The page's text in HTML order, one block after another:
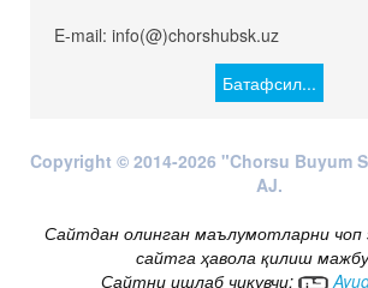
E-mail: info(@)chorshubsk.uz
Батафсил...
Copyright © 2014-2026 "Chorsu Buyum
AJ.
Сайтдан олинган маълумотларни чоп
сайтга ҳавола қилиш
Сайтни ишлаб чиқувчи: